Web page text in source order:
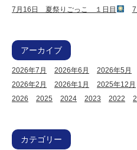
7月16日 夏祭りごっこ １日目
アーカイブ
2026年7月 2026年6月 2026年5月
2026年2月
2026年1月
2025年12月
2026
2025 2024 2023 2022
カテゴリー